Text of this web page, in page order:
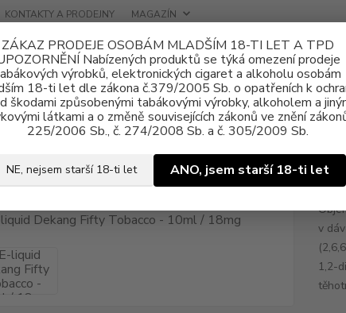
ZÁKAZ PRODEJE OSOBÁM MLADŠÍM 18-TI LET A TPD
Nabízených produktů se týká omezení prodeje
výrobků, elektronických cigaret a alkoholu osobám
18-ti let dle zákona č.379/2005 Sb. o opatřeních k
škodami způsobenými tabákovými výrobky, alkoholem a
látkami a o změně souvisejících zákonů ve znění
225/2006 Sb., č. 274/2008 Sb. a č. 305/2009 Sb.
NE, nejsem starší 18-ti let ANO, jsem starší 18-ti let
KONTAKTY A PRODEJNY MAGAZÍN
e-liquid E-liquid DEKANG Fifty E-liquid Dekang Fifty
Dekang Fifty Tobacco - 10ml
v
1,2-